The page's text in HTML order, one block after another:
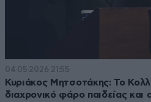
04·05·2026 21:55
Κυριάκος Μητσοτάκης: Το
διαχρονικό φάρο παιδείας και